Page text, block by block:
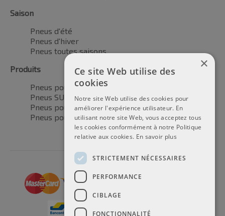
Saison
Pneus d'été
Pneus d'hiver
Pneus toutes saisons
Produits
Pneus pour voitures
Pneus SUV / 4x4
Pneus pour camionnettes
Pneus pour motos
×
Ce site Web utilise des
cookies
Notre site Web utilise des cookies pour
améliorer l'expérience utilisateur. En
utilisant notre site Web, vous acceptez tous
les cookies conformément à notre Politique
relative aux cookies. En savoir plus
STRICTEMENT NÉCESSAIRES
PERFORMANCE
CIBLAGE
FONCTIONNALITÉ